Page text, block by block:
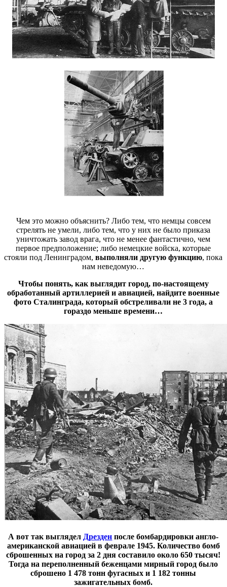
Чем это можно объяснить? Либо тем, что немцы совсем
стрелять не умели, либо тем, что у них не было приказа
уничтожать завод врага, что не менее фантастично, чем
первое предположение; либо немецкие войска, которые
стояли под Ленинградом,выполняли другую функцию, пока
нам неведомую…
Чтобы понять, как выглядит город, по-настоящему
обработанный артиллерией и авиацией, найдите военные
фото Сталинграда, который обстреливали не 3 года, а
гораздо меньше времени…
А вот так выглядел Дрезден после бомбардировки англо-
американской авиацией в феврале 1945. Количество бомб
сброшенных на город за2 дня составило около650 тысяч!
Тогда на переполненный беженцами мирный город было
сброшено 1 478 тонн фугасных и 1 182 тонны
зажигательных бомб.